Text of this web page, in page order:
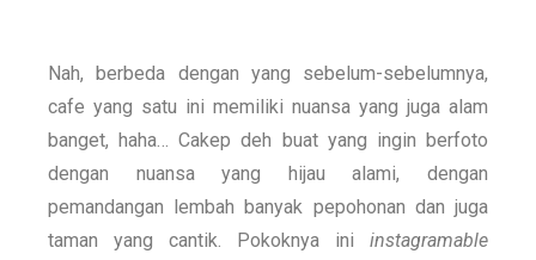
Nah, berbeda dengan yang sebelum-sebelumnya,
cafe yang satu ini memiliki nuansa yang juga alam
banget, haha… Cakep deh buat yang ingin berfoto
dengan nuansa yang hijau alami, dengan
pemandangan lembah banyak pepohonan dan juga
taman yang cantik. Pokoknya ini instagramable